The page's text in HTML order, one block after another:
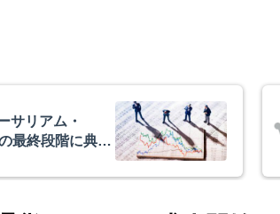
暗号資産交換業者に出庫制限強
要請、詐欺被害防止へ 金融庁